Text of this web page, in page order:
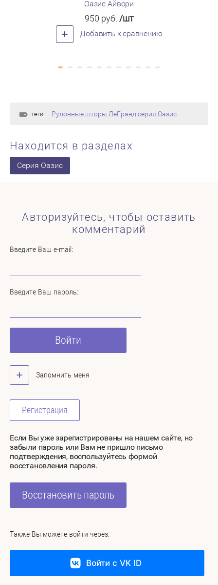
Оазис Айвори
950 руб. /шт
Добавить к сравнению
теги: Рулонные шторы ЛеГранд серия Оазис
Находится в разделах
Серия Оазис
Авторизуйтесь, чтобы оставить
комментарий
Введите Ваш e-mail:
Введите Ваш пароль:
Войти
Запомнить меня
Регистрация
Если Вы уже зарегистрированы на нашем сайте, но
забыли пароль или Вам не пришло письмо
подтверждения, воспользуйтесь формой
восстановления пароля.
Восстановить пароль
Также Вы можете войти через:
Войти с VK ID